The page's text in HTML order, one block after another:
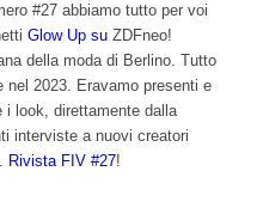
#27 abbiamo tutto per voi
Glow Up suZDFneo!
della moda di Berlino. Tutto
2023. Eravamo presenti e
look, direttamente dalla
interviste a nuovi creatori
Rivista FIV #27!